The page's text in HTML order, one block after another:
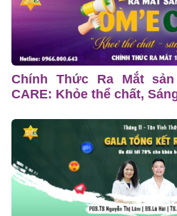
Chính Thức Ra Mắt sản
CARE: Khỏe thể chất,